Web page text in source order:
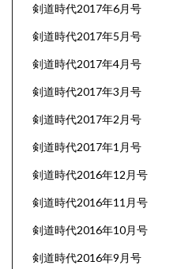
剣道時代2017年6月号
剣道時代2017年5月号
剣道時代2017年4月号
剣道時代2017年3月号
剣道時代2017年2月号
剣道時代2017年1月号
剣道時代2016年12月号
剣道時代2016年11月号
剣道時代2016年10月号
剣道時代2016年9月号